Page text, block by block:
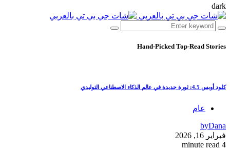
dark
Hand-Picked Top-Read Stories
كلود أوبس 4.5: ثورة جديدة في عالم الذكاء الاصطناعي التوليدي
عام
byDana
فبراير 16, 2026
4 minute read